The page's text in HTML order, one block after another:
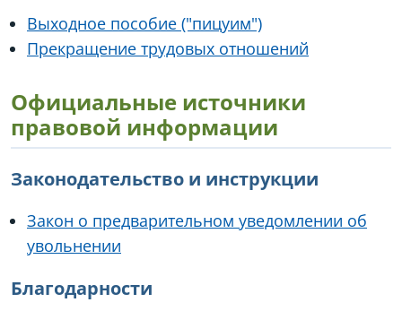
Выходное пособие ("пицуим")
Прекращение трудовых отношений
Официальные источники
правовой информации
Законодательство и инструкции
Закон о предварительном уведомлении об
увольнении
Благодарности